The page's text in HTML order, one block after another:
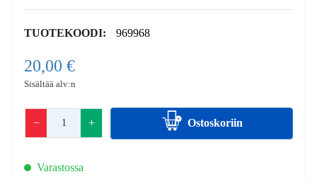
TUOTEKOODI: 969968
20,00 €
Sisältää alv:n
− + Ostoskoriin
Varastossa